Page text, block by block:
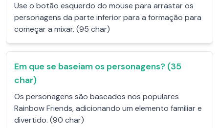
Use o botão esquerdo do mouse para arrastar os
personagens da parte inferior para a formação para
começar a mixar. (95 char)
Em que se baseiam os personagens? (35
char)
Os personagens são baseados nos populares
Rainbow Friends, adicionando um elemento familiar e
divertido. (90 char)